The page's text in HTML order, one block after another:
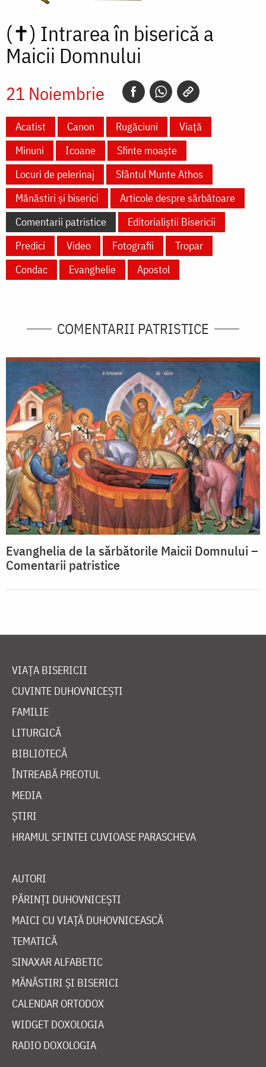
(✝) Intrarea în biserică a
Maicii Domnului
21 Noiembrie
Acatist Canon Rugăciuni
Viață
Minuni
Icoane
Sfinte moaște
Locuri de pelerinaj
Sfântul Munte Athos
Mănăstiri și biserici
Articole despre sărbătoare
Comentarii patristice
Editorialiștii Bisericii
Predici
Video Fotografii
Tropar
Condac
Evanghelie Apostol
COMENTARII PATRISTICE
Evanghelia de la sărbătorile Maicii Domnului –
Comentarii patristice
VIAȚA BISERICII
CUVINTE DUHOVNICEȘTI
FAMILIE
LITURGICĂ
BIBLIOTECĂ
ÎNTREABĂ PREOTUL
MEDIA
ȘTIRI
HRAMUL SFINTEI CUVIOASE PARASCHEVA
AUTORI
PĂRINȚI DUHOVNICEȘTI
MAICI CU VIAȚĂ DUHOVNICEASCĂ
TEMATICĂ
SINAXAR ALFABETIC
MĂNĂSTIRI ȘI BISERICI
CALENDAR ORTODOX
WIDGET DOXOLOGIA
RADIO DOXOLOGIA